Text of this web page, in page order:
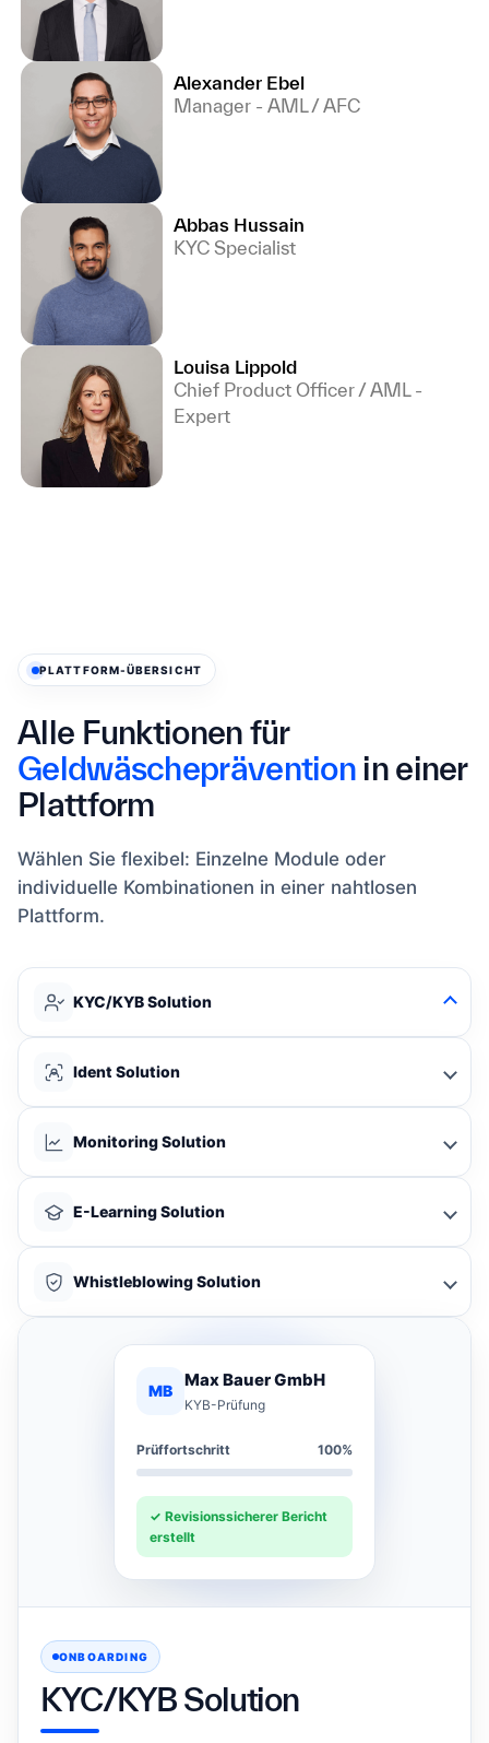
Alexander Ebel
Manager - AML / AFC
Abbas Hussain
KYC Specialist
Louisa Lippold
Chief Product Officer / AML -
Expert
PLATTFORM-ÜBERSICHT
Alle Funktionen für
Geldwäscheprävention in einer
Plattform
Wählen Sie flexibel: Einzelne Module oder
individuelle Kombinationen in einer nahtlosen
Plattform.
KYC/KYB Solution
Ident Solution
Monitoring Solution
E-Learning Solution
Whistleblowing Solution
MB
Max Bauer GmbH
KYB-Prüfung
Prüffortschritt 100%
✓ Revisionssicherer Bericht
erstellt
ONBOARDING
KYC/KYB Solution